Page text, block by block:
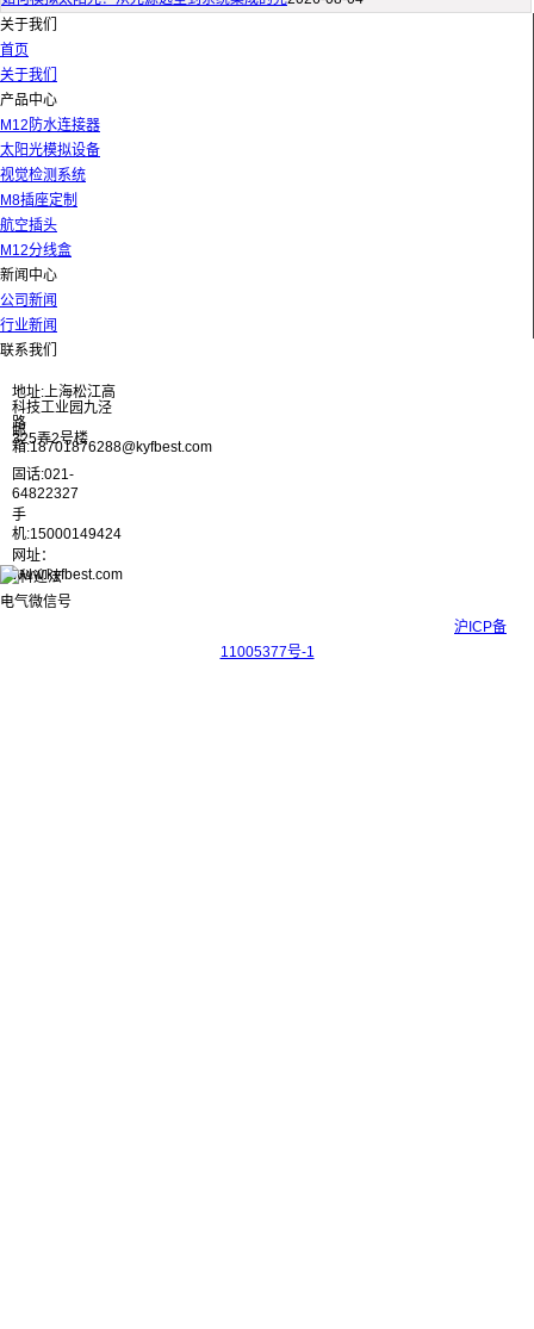
关于我们
首页
关于我们
产品中心
M12防水连接器
太阳光模拟设备
视觉检测系统
M8插座定制
航空插头
M12分线盒
新闻中心
公司新闻
行业新闻
联系我们
地址:上海松江高
科技工业园九泾
路
325弄2号楼
邮
箱:18701876288@kyfbest.com
固话:021-
64822327
手
机:15000149424
网址：
www.kyfbest.com
沪ICP备
11005377号-1